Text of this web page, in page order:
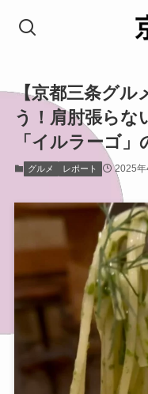
【京都三条グル
う！肩肘張らな
「イルラーゴ」
グルメ レポート 2025年